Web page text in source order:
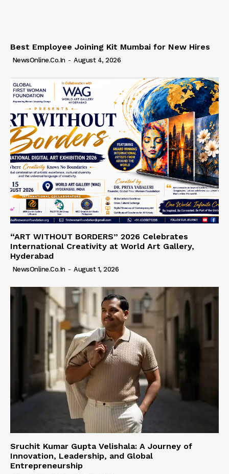
Best Employee Joining Kit Mumbai for New Hires
NewsOnline.co.in - August 4, 2026
“ART WITHOUT BORDERS” 2026 Celebrates
International Creativity at World Art Gallery,
Hyderabad
NewsOnline.co.in - August 1, 2026
Sruchit Kumar Gupta Velishala: A Journey of
Innovation, Leadership, and Global
Entrepreneurship